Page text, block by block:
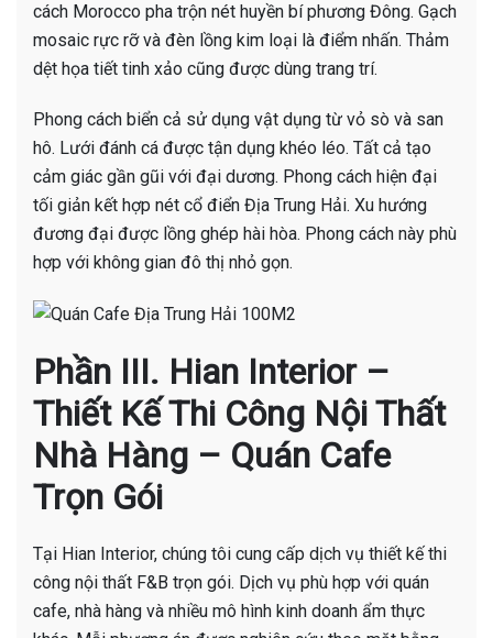
cách Morocco pha trộn nét huyền bí phương Đông. Gạch
mosaic rực rỡ và đèn lồng kim loại là điểm nhấn. Thảm
dệt họa tiết tinh xảo cũng được dùng trang trí.
Phong cách biển cả sử dụng vật dụng từ vỏ sò và san
hô. Lưới đánh cá được tận dụng khéo léo. Tất cả tạo
cảm giác gần gũi với đại dương. Phong cách hiện đại
tối giản kết hợp nét cổ điển Địa Trung Hải. Xu hướng
đương đại được lồng ghép hài hòa. Phong cách này phù
hợp với không gian đô thị nhỏ gọn.
Phần III. Hian Interior –
Thiết Kế Thi Công Nội Thất
Nhà Hàng – Quán Cafe
Trọn Gói
Tại Hian Interior, chúng tôi cung cấp dịch vụ thiết kế thi
công nội thất F&B trọn gói. Dịch vụ phù hợp với quán
cafe, nhà hàng và nhiều mô hình kinh doanh ẩm thực